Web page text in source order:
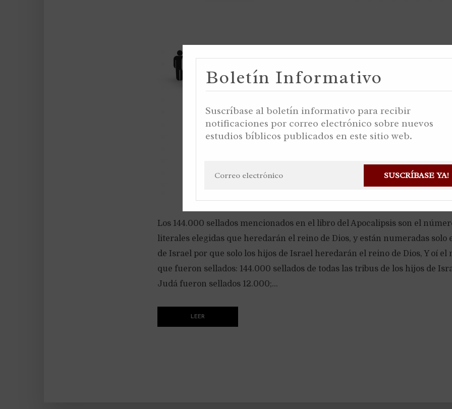
Los 144.000 sellados mencionados en el libro del Apocalipsis son el
literales elegidas que heredarán el reino de Dios, y están numeradas solo
de Israel por que solo los hijos de Israel heredarán el reino de Dios, Y oí el
que fueron sellados: 144.000 sellados de todas las tribus de los hijos de
Judá fueron sellados 12.000;...
LEER
SUSCRÍBASE YA!
Boletín Informativo
Suscríbase al boletín informativo para recibir
notificaciones por correo electrónico sobre nuevos
estudios bíblicos publicados en este sitio web.